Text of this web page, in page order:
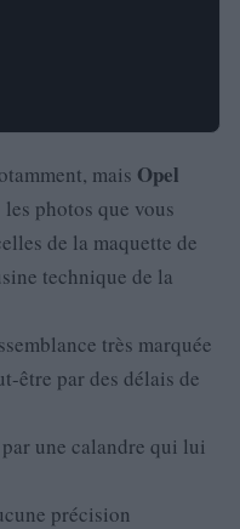
mais Opel
photos que vous
de la maquette de
technique de la
très marquée
être par des délais de
une calandre qui lui
précision